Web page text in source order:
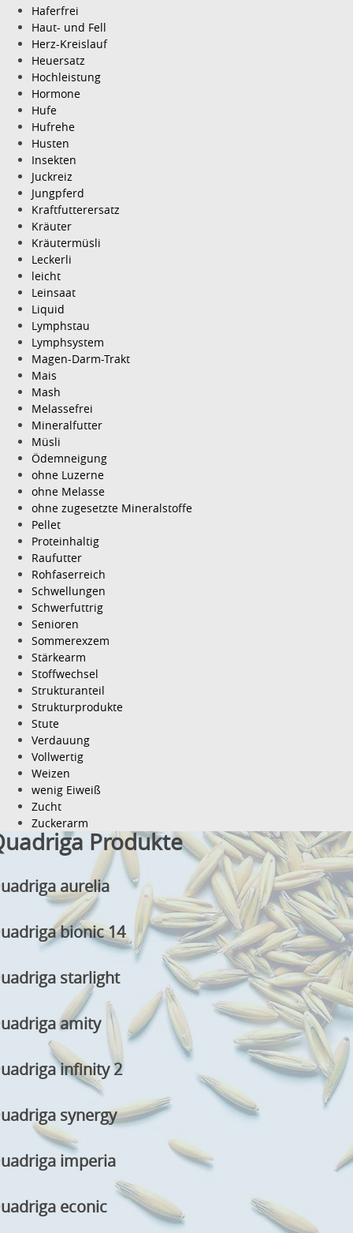
Haferfrei
Haut- und Fell
Herz-Kreislauf
Heuersatz
Hochleistung
Hormone
Hufe
Hufrehe
Husten
Insekten
Juckreiz
Jungpferd
Kraftfutterersatz
Kräuter
Kräutermüsli
Leckerli
leicht
Leinsaat
Liquid
Lymphstau
Lymphsystem
Magen-Darm-Trakt
Mais
Mash
Melassefrei
Mineralfutter
Müsli
Ödemneigung
ohne Luzerne
ohne Melasse
ohne zugesetzte Mineralstoffe
Pellet
Proteinhaltig
Raufutter
Rohfaserreich
Schwellungen
Schwerfuttrig
Senioren
Sommerexzem
Stärkearm
Stoffwechsel
Strukturanteil
Strukturprodukte
Stute
Verdauung
Vollwertig
Weizen
wenig Eiweiß
Zucht
Zuckerarm
Produkte
aurelia
bionic 14
starlight
amity
infinity 2
synergy
imperia
econic